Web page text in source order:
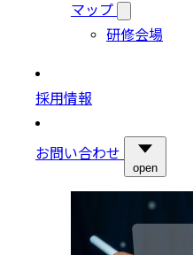
マップ
研修会場
採用情報
お問い合わせ
open